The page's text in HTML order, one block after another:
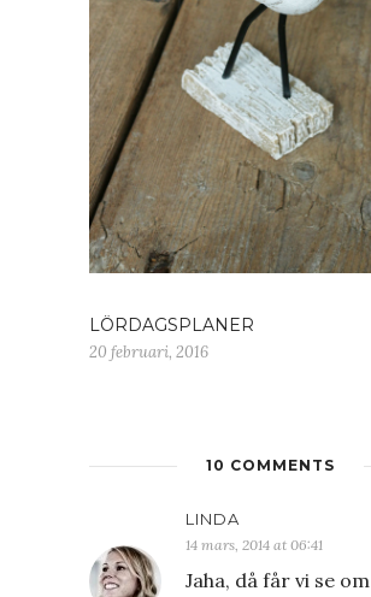
LÖRDAGSPLANER
20 februari, 2016
10 COMMENTS
LINDA
14 mars, 2014 at 06:41
Jaha, då får vi se om